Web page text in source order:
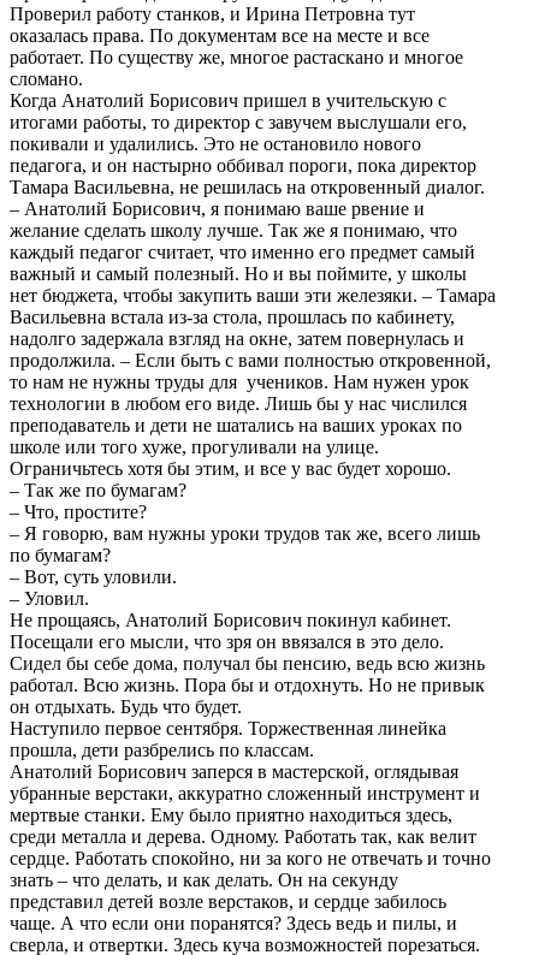
Проверил работу станков, и Ирина Петровна тут
оказалась права. По документам все на месте и все
работает. По существу же, многое растаскано и многое
сломано.
Когда Анатолий Борисович пришел в учительскую с
итогами работы, то директор с завучем выслушали его,
покивали и удалились. Это не остановило нового
педагога, и он настырно оббивал пороги, пока директор
Тамара Васильевна, не решилась на откровенный диалог.
– Анатолий Борисович, я понимаю ваше рвение и
желание сделать школу лучше. Так же я понимаю, что
каждый педагог считает, что именно его предмет самый
важный и самый полезный. Но и вы поймите, у школы
нет бюджета, чтобы закупить ваши эти железяки. – Тамара
Васильевна встала из-за стола, прошлась по кабинету,
надолго задержала взгляд на окне, затем повернулась и
продолжила. – Если быть с вами полностью откровенной,
то нам не нужны труды для учеников. Нам нужен урок
технологии в любом его виде. Лишь бы у нас числился
преподаватель и дети не шатались на ваших уроках по
школе или того хуже, прогуливали на улице.
Ограничьтесь хотя бы этим, и все у вас будет хорошо.
– Так же по бумагам?
– Что, простите?
– Я говорю, вам нужны уроки трудов так же, всего лишь
по бумагам?
– Вот, суть уловили.
– Уловил.
Не прощаясь, Анатолий Борисович покинул кабинет.
Посещали его мысли, что зря он ввязался в это дело.
Сидел бы себе дома, получал бы пенсию, ведь всю жизнь
работал. Всю жизнь. Пора бы и отдохнуть. Но не привык
он отдыхать. Будь что будет.
Наступило первое сентября. Торжественная линейка
прошла, дети разбрелись по классам.
Анатолий Борисович заперся в мастерской, оглядывая
убранные верстаки, аккуратно сложенный инструмент и
мертвые станки. Ему было приятно находиться здесь,
среди металла и дерева. Одному. Работать так, как велит
сердце. Работать спокойно, ни за кого не отвечать и точно
знать – что делать, и как делать. Он на секунду
представил детей возле верстаков, и сердце забилось
чаще. А что если они поранятся? Здесь ведь и пилы, и
сверла, и отвертки. Здесь куча возможностей порезаться.